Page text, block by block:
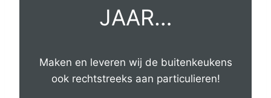
JAAR…
Maken en leveren wij de buitenkeukens
ook rechtstreeks aan particulieren!